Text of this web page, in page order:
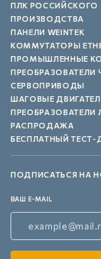
ПЛК РОССИЙСКОГО
ПРОИЗВОДСТВА
ПАНЕЛИ WEINTEK
КОММУТАТОРЫ
ПРОМЫШЛЕННЫЕ
ПРЕОБРАЗОВАТЕЛИ
СЕРВОПРИВОДЫ
ШАГОВЫЕ
ПРЕОБРАЗОВАТЕЛИ
РАСПРОДАЖА
БЕСПЛАТНЫЙ ТЕСТ-
ПОДПИСАТЬСЯ НА
ВАШ E-MAIL